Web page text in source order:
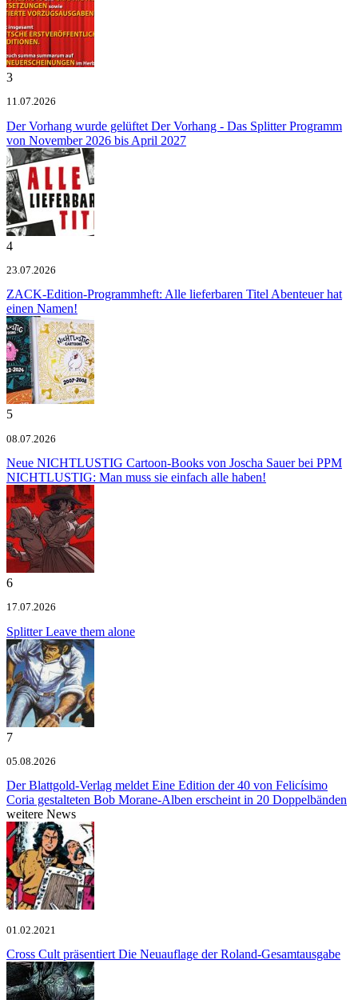
3
11.07.2026
Der Vorhang wurde gelüftet Der Vorhang - Das Splitter Programm
von November 2026 bis April 2027
4
23.07.2026
ZACK-Edition-Programmheft: Alle lieferbaren Titel Abenteuer hat
einen Namen!
5
08.07.2026
Neue NICHTLUSTIG Cartoon-Books von Joscha Sauer bei PPM
NICHTLUSTIG: Man muss sie einfach alle haben!
6
17.07.2026
SplitterLeave them alone
7
05.08.2026
Der Blattgold-Verlag meldet Eine Edition der 40 von Felicísimo
Coria gestalteten Bob Morane-Alben erscheint in 20 Doppelbänden
weitere News
01.02.2021
Cross Cult präsentiert Die Neuauflage der Roland-Gesamtausgabe